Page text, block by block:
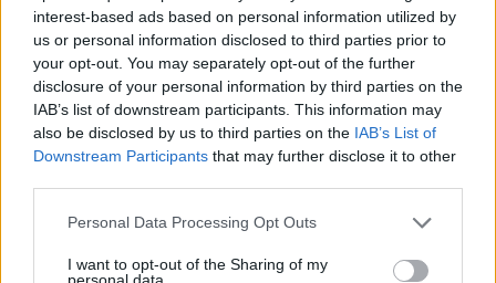
interest-based ads based on personal information utilized by
us or personal information disclosed to third parties prior to
your opt-out. You may separately opt-out of the further
disclosure of your personal information by third parties on the
IAB’s list of downstream participants. This information may
also be disclosed by us to third parties on the IAB’s List of
Downstream Participants that may further disclose it to other
Personal Data Processing Opt Outs
I want to opt-out of the Sharing of my
personal data.
újragondolt társaik